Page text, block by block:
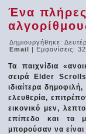
Ένα
Δημιουργήθηκε:
Email | Εμφανίσεις:
Τα παιχνίδια
σειρά Elder
ιδιαίτερα
ελευθερία,
εικονικό μεν,
επίπεδο και τα
μπορούσαν να είναι